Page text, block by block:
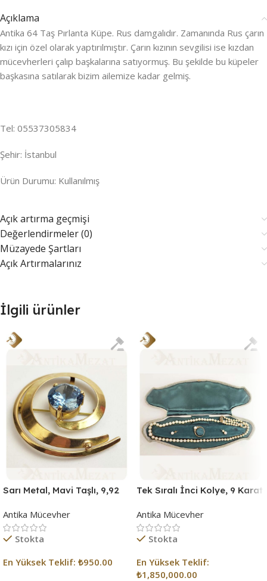
Açıklama
Antika 64 Taş Pırlanta Küpe. Rus damgalıdır. Zamanında Rus çarın
kızı için özel olarak yaptırılmıştır. Çarın kızının sevgilisi ise kızdan
mücevherleri çalıp başkalarına satıyormuş. Bu şekilde bu küpeler
başkasına satılarak bizim ailemize kadar gelmiş.
Tel: 05537305834
Şehir: İstanbul
Ürün Durumu: Kullanılmış
Açık artırma geçmişi
Değerlendirmeler (0)
Müzayede Şartları
Açık Artırmalarınız
İlgili ürünler
Sarı Metal, Mavi Taşlı, 9,92
Broş | Ant-24012
Antika Mücevher
Stokta
En Yüksek Teklif: ₺950.00
Tek Sıralı İnci Kolye, 9 Karat
Antika Mücevher Takımı |
Ant-24006
Antika Mücevher
Stokta
En Yüksek Teklif:
₺1,850,000.00